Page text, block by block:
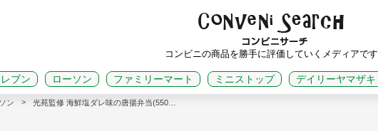
コンビニの商品を勝手に評価していくメディアです
ブン ローソン ファミリーマート ミニストップ デイリーヤマザキ
ン > 光苑監修 海鮮塩ダレ味の唐揚弁当(550…